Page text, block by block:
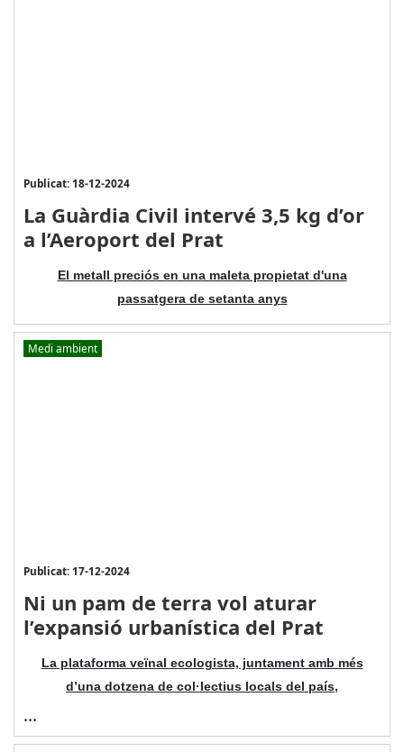
Publicat: 18-12-2024
La Guàrdia Civil intervé 3,5 kg d’or
a l’Aeroport del Prat
El metall preciós en una maleta propietat d'una
passatgera de setanta anys
Medi ambient
Publicat: 17-12-2024
Ni un pam de terra vol aturar
l’expansió urbanística del Prat
La plataforma veïnal ecologista, juntament amb més
d’una dotzena de col·lectius locals del país,
...